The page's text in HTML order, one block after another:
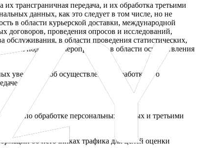
трансграничная передача, и их обработка третьими
данных, как это следует в том числе, но не
в области курьерской доставки, международной
проведения опросов и исследований,
обслуживания, в области проведения статистических,
иных подобных мероприятий, в области осуществления
уведомлен об осуществлении обработки его
по обработке персональных данных и третьими
об источниках трафика для целей оценки